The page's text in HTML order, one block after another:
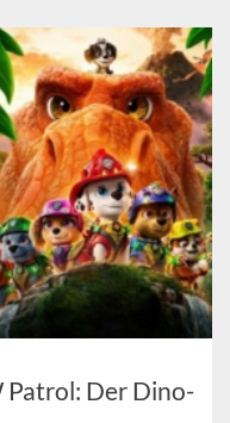
Patrol: Der Dino-